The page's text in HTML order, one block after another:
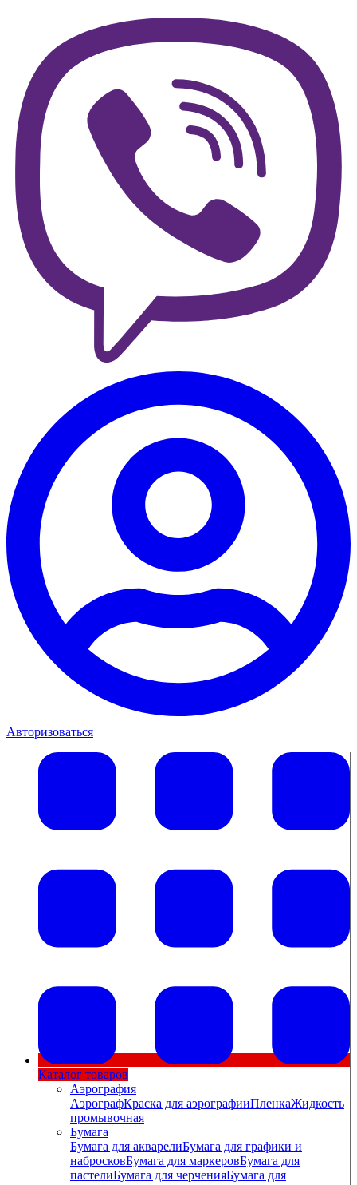
Авторизоваться
Каталог товаров
Аэрография
АэрографКраска для аэрографииПленкаЖидкость
промывочная
Бумага
Бумага для акварелиБумага для графики и
набросковБумага для маркеровБумага для
пастелиБумага для черченияБумага для